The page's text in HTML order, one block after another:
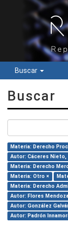
Buscar
Buscar
Materia: Derecho
Autor: Cáceres Nieto,
Materia: Derecho
Materia: Otro ×
Materia: Derecho
Autor: Flores
Autor: González
Autor: Padrón